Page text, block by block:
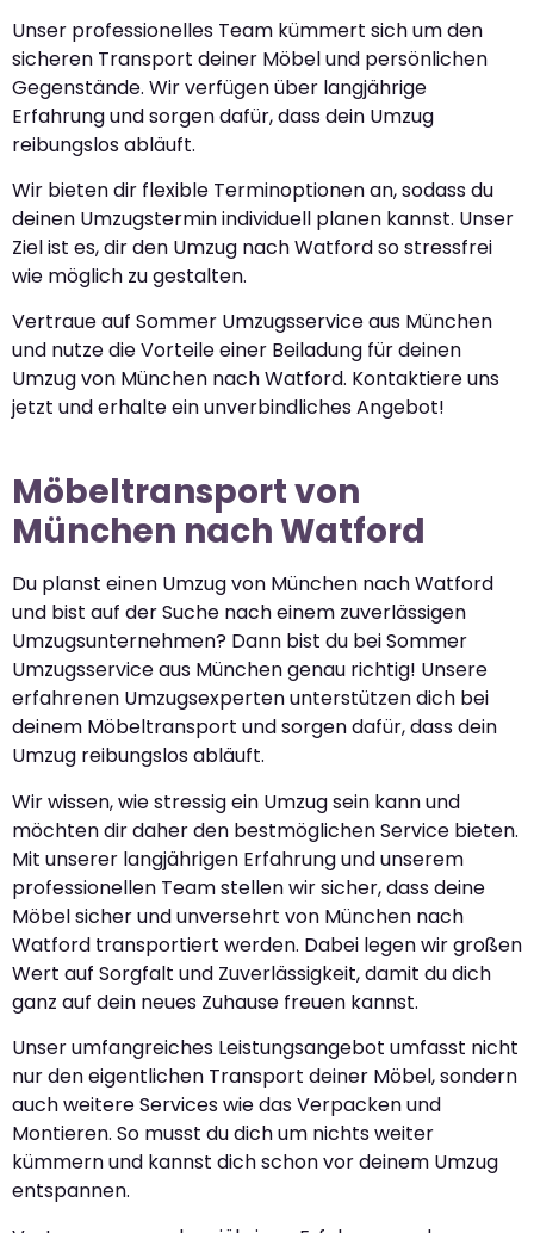
Unser professionelles Team kümmert sich um den
sicheren Transport deiner Möbel und persönlichen
Gegenstände. Wir verfügen über langjährige
Erfahrung und sorgen dafür, dass dein Umzug
reibungslos abläuft.
Wir bieten dir flexible Terminoptionen an, sodass du
deinen Umzugstermin individuell planen kannst. Unser
Ziel ist es, dir den Umzug nach Watford so stressfrei
wie möglich zu gestalten.
Vertraue auf Sommer Umzugsservice aus München
und nutze die Vorteile einer Beiladung für deinen
Umzug von München nach Watford. Kontaktiere uns
jetzt und erhalte ein unverbindliches Angebot!
Möbeltransport von
München nach Watford
Du planst einen Umzug von München nach Watford
und bist auf der Suche nach einem zuverlässigen
Umzugsunternehmen? Dann bist du bei Sommer
Umzugsservice aus München genau richtig! Unsere
erfahrenen Umzugsexperten unterstützen dich bei
deinem Möbeltransport und sorgen dafür, dass dein
Umzug reibungslos abläuft.
Wir wissen, wie stressig ein Umzug sein kann und
möchten dir daher den bestmöglichen Service bieten.
Mit unserer langjährigen Erfahrung und unserem
professionellen Team stellen wir sicher, dass deine
Möbel sicher und unversehrt von München nach
Watford transportiert werden. Dabei legen wir großen
Wert auf Sorgfalt und Zuverlässigkeit, damit du dich
ganz auf dein neues Zuhause freuen kannst.
Unser umfangreiches Leistungsangebot umfasst nicht
nur den eigentlichen Transport deiner Möbel, sondern
auch weitere Services wie das Verpacken und
Montieren. So musst du dich um nichts weiter
kümmern und kannst dich schon vor deinem Umzug
entspannen.